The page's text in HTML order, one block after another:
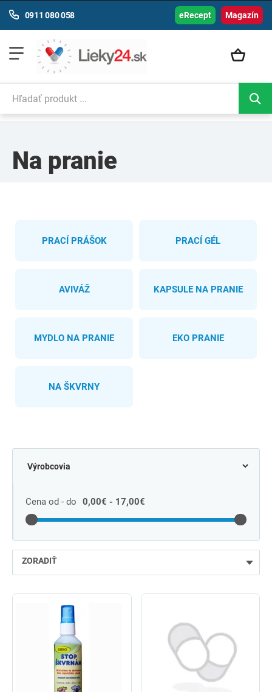
Magazín
0911 080 058 eRecept
Na pranie
PRACÍ PRÁŠOK PRACÍ GÉL
AVIVÁŽ KAPSULE NA PRANIE
MYDLO NA PRANIE EKO PRANIE
NA ŠKVRNY
Cena od - do 0,00€ - 17,00€
ZORADIŤ
najpredávanejšie